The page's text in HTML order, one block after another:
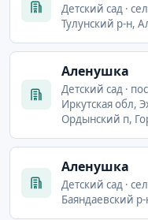
Детский сад ·
Тулунский р-н,
Аленушка
Детский сад ·
Иркутская обл,
Ордынский п,
Аленушка
Детский сад ·
Баяндаевский